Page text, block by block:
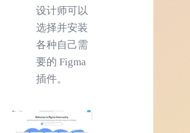
设计师可以
选择并安装
各种自己需
要的 Figma
插件。